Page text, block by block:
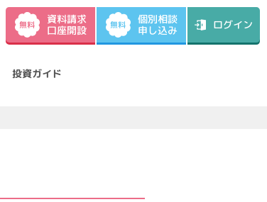
無料 資料請求
口座開設 無料 個別相談
申し込み ログイン
投資ガイド